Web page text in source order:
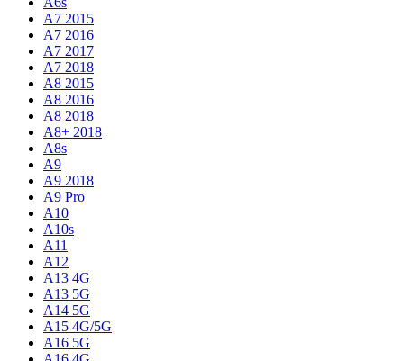
A7 2015
A7 2016
A7 2017
A7 2018
A8 2015
A8 2016
A8 2018
A8+ 2018
A8s
A9
A9 2018
A9 Pro
A10
A10s
A11
A12
A13 4G
A13 5G
A14 5G
A15 4G/5G
A16 5G